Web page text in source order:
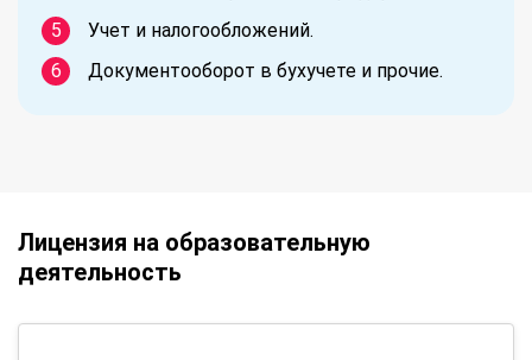
Учет и налогообложений.
Документооборот в бухучете и прочие.
Лицензия на образовательную
деятельность